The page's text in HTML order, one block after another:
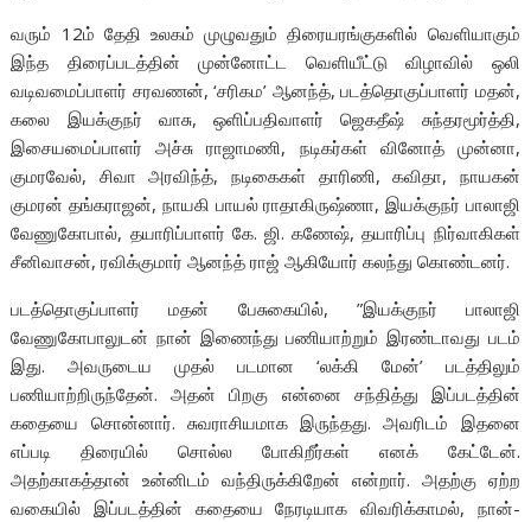
வரும் 12ம் தேதி உலகம் முழுவதும் திரையரங்குகளில் வெளியாகும்
இந்த திரைப்படத்தின் முன்னோட்ட வெளியீட்டு விழாவில் ஒலி
வடிவமைப்பாளர் சரவணன், ‘சரிகம’ ஆனந்த், படத்தொகுப்பாளர் மதன்,
கலை இயக்குநர் வாசு, ஒளிப்பதிவாளர் ஜெகதீஷ் சுந்தரமூர்த்தி,
இசையமைப்பாளர் அச்சு ராஜாமணி, நடிகர்கள் வினோத் முன்னா,
குமரவேல், சிவா அரவிந்த், நடிகைகள் தாரிணி, கவிதா, நாயகன்
குமரன் தங்கராஜன், நாயகி பாயல் ராதாகிருஷ்ணா, இயக்குநர் பாலாஜி
வேணுகோபால், தயாரிப்பாளர் கே. ஜி. கணேஷ், தயாரிப்பு நிர்வாகிகள்
சீனிவாசன், ரவிக்குமார் ஆனந்த் ராஜ் ஆகியோர் கலந்து கொண்டனர்.
படத்தொகுப்பாளர் மதன் பேசுகையில், ”இயக்குநர் பாலாஜி
வேணுகோபாலுடன் நான் இணைந்து பணியாற்றும் இரண்டாவது படம்
இது. அவருடைய முதல் படமான ‘லக்கி மேன்’ படத்திலும்
பணியாற்றிருந்தேன். அதன் பிறகு என்னை சந்தித்து இப்படத்தின்
கதையை சொன்னார். சுவராசியமாக இருந்தது. அவரிடம் இதனை
எப்படி திரையில் சொல்ல போகிறீர்கள் எனக் கேட்டேன்.
அதற்காகத்தான் உன்னிடம் வந்திருக்கிறேன் என்றார். அதற்கு ஏற்ற
வகையில் இப்படத்தின் கதையை நேரடியாக விவரிக்காமல், நான்-